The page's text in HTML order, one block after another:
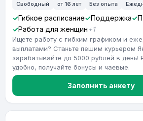
Свободный от 16 лет Без опыта
Гибкое расписание Поддержка
Работа для женщин +1
Ищете работу с гибким графиком и
выплатами? Станьте пешим курьером
зарабатывайте до 5000 рублей в день!
удобно, получайте бонусы и чаевые.
Заполнить анкету